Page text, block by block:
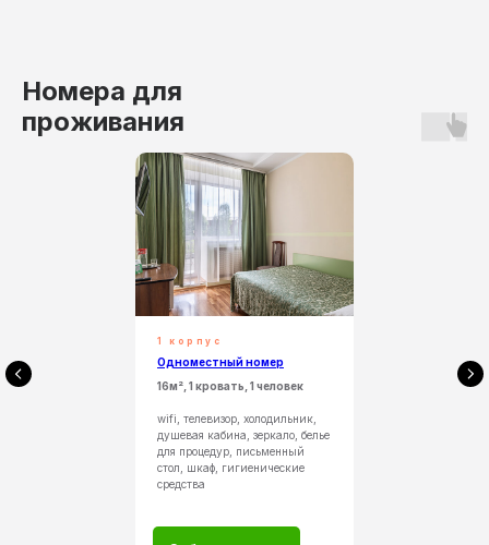
Номера для
проживания
1 корпус
Одноместный номер
16м², 1 кровать, 1 человек
wifi, телевизор, холодильник,
душевая кабина, зеркало, белье
для процедур, письменный
стол, шкаф, гигиенические
средства